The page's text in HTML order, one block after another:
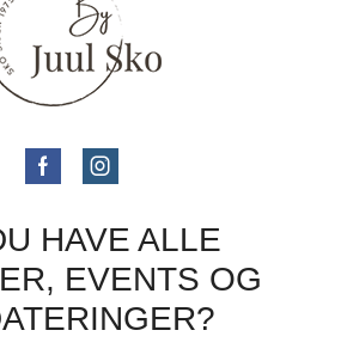
HAVE ALLE
EVENTS OG